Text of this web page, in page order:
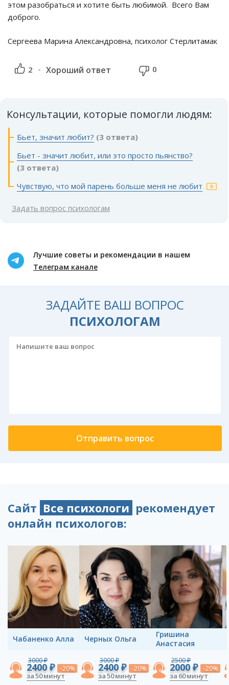
этом разобраться и хотите быть любимой. Всего Вам
доброго.
Сергеева Марина Александровна, психолог Стерлитамак
2 Хороший ответ 0
Консультации, которые помогли людям:
Бьет, значит любит? (3 ответа)
Бьет - значит любит, или это просто пьянство?
(3 ответа)
Чувствую, что мой парень больше меня не любит
Задать вопрос психологам
Лучшие советы и рекомендации в нашем
Телеграм канале
ЗАДАЙТЕ ВАШ ВОПРОС
ПСИХОЛОГАМ
Сайт Все психологи рекомендует
онлайн психологов:
Чабаненко Алла
3000 ₽
2400 ₽ -20%
за 50 минут
Черных Ольга
3000 ₽
2400 ₽ -20%
за 50 минут
Гришина
Анастасия
2500 ₽
2000 ₽ -20%
за 60 минут